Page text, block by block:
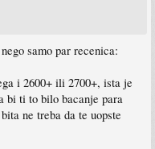
samo par recenica:
i 2600+ ili 2700+, ista je
bi ti to bilo bacanje para
ne treba da te uopste